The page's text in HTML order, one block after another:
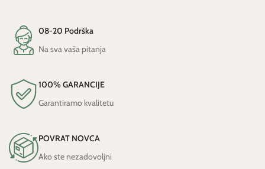
08-20 Podrška
Na sva vaša pitanja
100% GARANCIJE
Garantiramo kvalitetu
POVRAT NOVCA
Ako ste nezadovoljni